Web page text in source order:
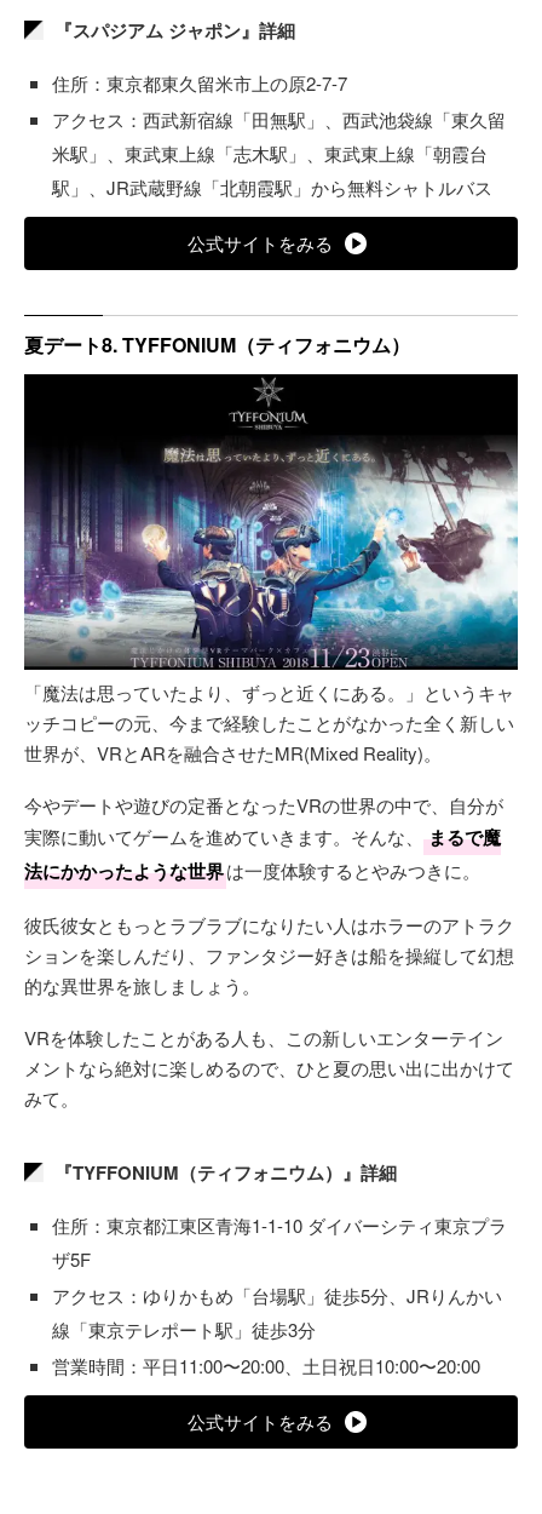
『スパジアム ジャポン』詳細
住所：東京都東久留米市上の原2-7-7
アクセス：西武新宿線「田無駅」、西武池袋線「東久留
米駅」、東武東上線「志木駅」、東武東上線「朝霞台
駅」、JR武蔵野線「北朝霞駅」から無料シャトルバス
公式サイトをみる
夏デート8. TYFFONIUM（ティフォニウム）
「魔法は思っていたより、ずっと近くにある。」というキャ
ッチコピーの元、今まで経験したことがなかった全く新しい
世界が、VRとARを融合させたMR(Mixed Reality)。
今やデートや遊びの定番となったVRの世界の中で、自分が
実際に動いてゲームを進めていきます。そんな、
まるで魔
法にかかったような世界は一度体験するとやみつきに。
彼氏彼女ともっとラブラブになりたい人はホラーのアトラク
ションを楽しんだり、ファンタジー好きは船を操縦して幻想
的な異世界を旅しましょう。
VRを体験したことがある人も、この新しいエンターテイン
メントなら絶対に楽しめるので、ひと夏の思い出に出かけて
みて。
『TYFFONIUM（ティフォニウム）』詳細
住所：東京都江東区青海1-1-10 ダイバーシティ東京プラ
ザ5F
アクセス：ゆりかもめ「台場駅」徒歩5分、JRりんかい
線「東京テレポート駅」徒歩3分
営業時間：平日11:00〜20:00、土日祝日10:00〜20:00
公式サイトをみる